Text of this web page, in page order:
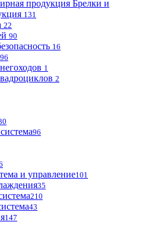
Брелки и
131
22
90
16
96
1
2
96
и управление101
35
210
43
147